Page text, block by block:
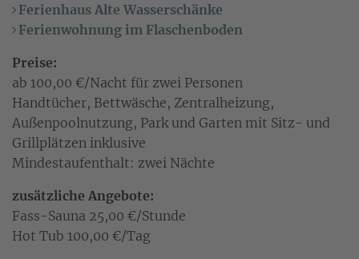
Ferienhaus Alte Wasserschänke
Ferienwohnung im Flaschenboden
Preise:
ab 100,00 €/Nacht für zwei Personen
Handtücher, Bettwäsche, Zentralheizung,
Außenpoolnutzung, Park und Garten mit Sitz- und
Grillplätzen inklusive
Mindestaufenthalt: zwei Nächte
zusätzliche Angebote:
Fass-Sauna 25,00 €/Stunde
Hot Tub 100,00 €/Tag